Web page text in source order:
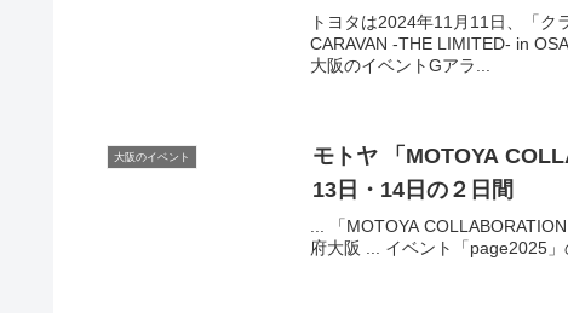
トヨタは2024年11月11日、「
CARAVAN -THE LIMITED- in
大阪のイベントGアラ...
大阪のイベント
モトヤ 「MOTOYA
13日・14日の２日間
... 「MOTOYA
府大阪 ... イベント「page2025